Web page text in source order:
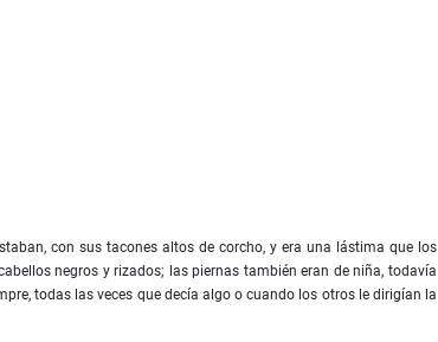
con sus tacones altos de corcho, y era una lástima que los
negros y rizados; las piernas también eran de niña, todavía
todas las veces que decía algo o cuando los otros le dirigían la